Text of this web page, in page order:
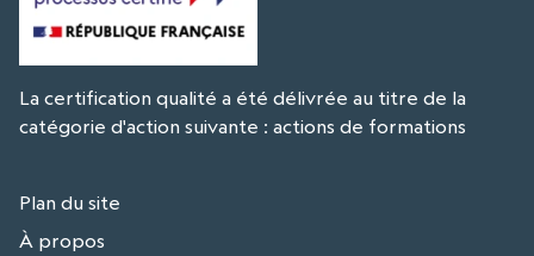
La certification qualité a été délivrée au titre de la
catégorie d'action suivante : actions de formations
Plan du site
À propos